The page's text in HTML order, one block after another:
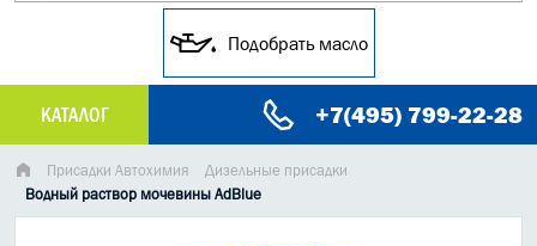
Подобрать масло
КАТАЛОГ +7(495) 799-22-28
МАСЛО МОТОРНОЕ
ГРУЗОВЫЕ МАСЛА
Присадки Автохимия
Дизельные присадки
Водный раствор мочевины AdBlue